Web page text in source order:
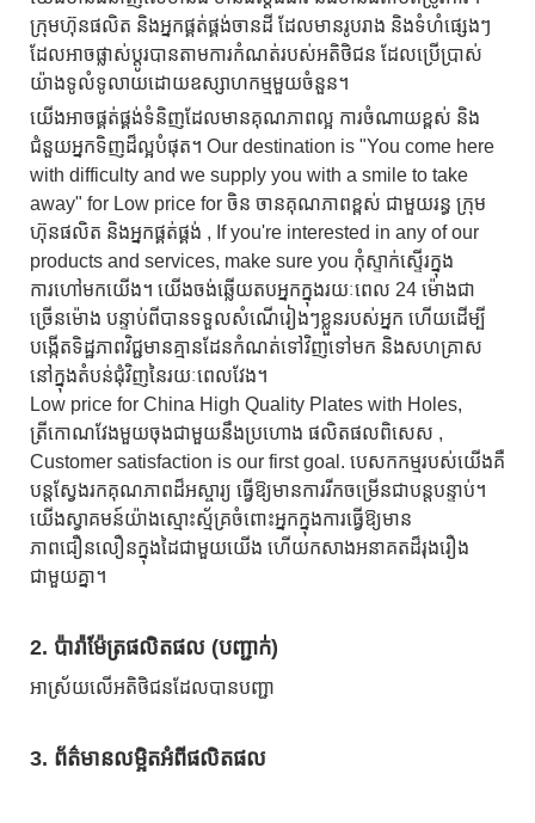
ក្រុមហ៊ុនផលិត និងអ្នកផ្គត់ផ្គង់ចានដី ដែលមានរូបរាង និងទំហំផ្សេងៗ
ដែលអាចផ្លាស់ប្តូរបានតាមការកំណត់របស់អតិថិជន ដែលប្រើប្រាស់
យ៉ាងទូលំទូលាយដោយឧស្សាហកម្មមួយចំនួន។
យើងអាចផ្គត់ផ្គង់ទំនិញដែលមានគុណភាពល្អ ការចំណាយខ្ពស់ និង
ជំនួយអ្នកទិញដ៏ល្អបំផុត។ Our destination is "You come here
with difficulty and we supply you with a smile to take
away" for Low price for ចិន ចានគុណភាពខ្ពស់ ជាមួយរន្ធ ក្រុម
ហ៊ុនផលិត និងអ្នកផ្គត់ផ្គង់ , If you're interested in any of our
products and services, make sure you កុំស្ទាក់ស្ទើរក្នុង
ការហៅមកយើង។ យើងចង់ឆ្លើយតបអ្នកក្នុងរយៈពេល 24 ម៉ោងជា
ច្រើនម៉ោង បន្ទាប់ពីបានទទួលសំណើរៀងៗខ្លួនរបស់អ្នក ហើយដើម្បី
បង្កើតទិដ្ឋភាពវិជ្ជមានគ្មានដែនកំណត់ទៅវិញទៅមក និងសហគ្រាស
នៅក្នុងតំបន់ជុំវិញនៃរយៈពេលវែង។
Low price for China High Quality Plates with Holes,
ត្រីកោណវែងមួយចុងជាមួយនឹងប្រហោង ផលិតផលពិសេស ,
Customer satisfaction is our first goal. បេសកកម្មរបស់យើងគឺ
បន្តស្វែងរកគុណភាពដ៏អស្ចារ្យ ធ្វើឱ្យមានការរីកចម្រើនជាបន្តបន្ទាប់។
យើងស្វាគមន៍យ៉ាងស្មោះស្ម័គ្រចំពោះអ្នកក្នុងការធ្វើឱ្យមាន
ភាពជឿនលឿនក្នុងដៃជាមួយយើង ហើយកសាងអនាគតដ៏រុងរឿង
ជាមួយគ្នា។
2. ប៉ារ៉ាម៉ែត្រផលិតផល (បញ្ជាក់)
អាស្រ័យលើអតិថិជនដែលបានបញ្ជា
3. ព័ត៌មានលម្អិតអំពីផលិតផល